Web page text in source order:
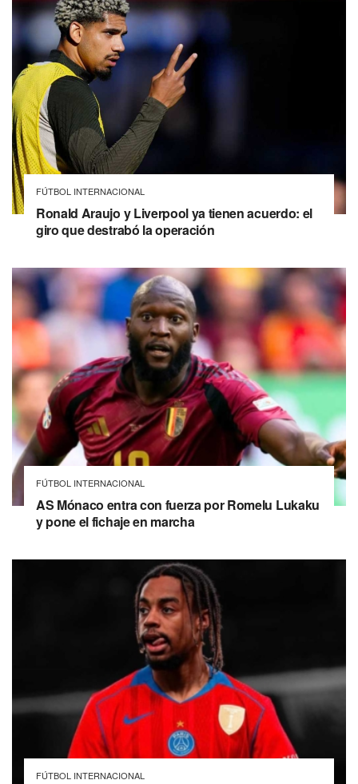
FÚTBOL INTERNACIONAL
Ronald Araujo y Liverpool ya tienen acuerdo: el
giro que destrabó la operación
FÚTBOL INTERNACIONAL
AS Mónaco entra con fuerza por Romelu Lukaku
y pone el fichaje en marcha
FÚTBOL INTERNACIONAL